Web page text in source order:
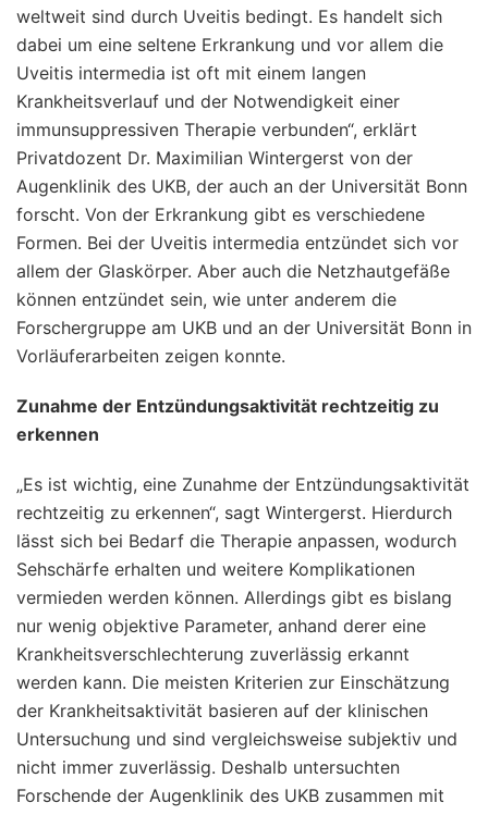
weltweit sind durch Uveitis bedingt. Es handelt sich
dabei um eine seltene Erkrankung und vor allem die
Uveitis intermedia ist oft mit einem langen
Krankheitsverlauf und der Notwendigkeit einer
immunsuppressiven Therapie verbunden“, erklärt
Privatdozent Dr. Maximilian Wintergerst von der
Augenklinik des UKB, der auch an der Universität Bonn
forscht. Von der Erkrankung gibt es verschiedene
Formen. Bei der Uveitis intermedia entzündet sich vor
allem der Glaskörper. Aber auch die Netzhautgefäße
können entzündet sein, wie unter anderem die
Forschergruppe am UKB und an der Universität Bonn in
Vorläuferarbeiten zeigen konnte.
Zunahme der Entzündungsaktivität rechtzeitig zu
erkennen
„Es ist wichtig, eine Zunahme der Entzündungsaktivität
rechtzeitig zu erkennen“, sagt Wintergerst. Hierdurch
lässt sich bei Bedarf die Therapie anpassen, wodurch
Sehschärfe erhalten und weitere Komplikationen
vermieden werden können. Allerdings gibt es bislang
nur wenig objektive Parameter, anhand derer eine
Krankheitsverschlechterung zuverlässig erkannt
werden kann. Die meisten Kriterien zur Einschätzung
der Krankheitsaktivität basieren auf der klinischen
Untersuchung und sind vergleichsweise subjektiv und
nicht immer zuverlässig. Deshalb untersuchten
Forschende der Augenklinik des UKB zusammen mit